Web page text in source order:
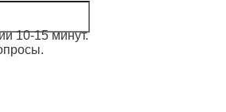
10-15 минут.